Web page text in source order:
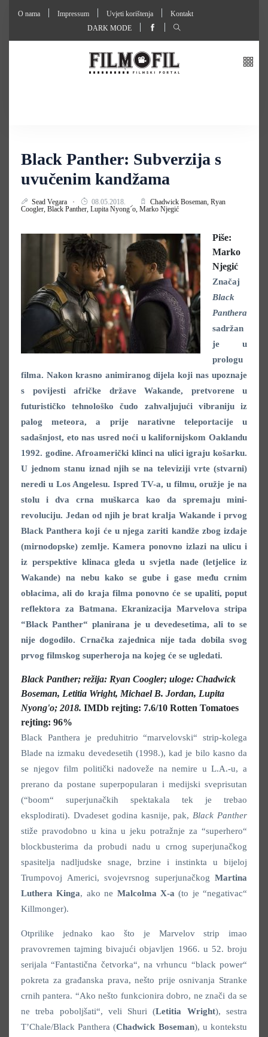
O nama Impressum Uvjeti korištenja
Kontakt
DARK MODE
Black Panther: Subverzija s
uvučenim kandžama
Sead Vegara 08.05.2018. Chadwick Boseman, Ryan
Coogler, Black Panther, Lupita Nyong´o, Marko Njegić
Piše:
Marko
Njegić
Značaj
Black
Panthera
sadržan
je u
prologu
filma. Nakon krasno animiranog dijela koji nas upoznaje
s povijesti afričke države Wakande, pretvorene u
futurističko tehnološko čudo zahvaljujući vibraniju iz
palog meteora, a prije narativne teleportacije u
sadašnjost, eto nas usred noći u kalifornijskom Oaklandu
1992. godine. Afroamerički klinci na ulici igraju košarku.
U jednom stanu iznad njih se na televiziji vrte (stvarni)
neredi u Los Angelesu. Ispred TV-a, u filmu, oružje je na
stolu i dva crna muškarca kao da spremaju mini-
revoluciju. Jedan od njih je brat kralja Wakande i prvog
Black Panthera koji će u njega zariti kandže zbog izdaje
(mirnodopske) zemlje. Kamera ponovno izlazi na ulicu i
iz perspektive klinaca gleda u svjetla nade (letjelice iz
Wakande) na nebu kako se gube i gase među crnim
oblacima, ali do kraja filma ponovno će se upaliti, poput
reflektora za Batmana. Ekranizacija Marvelova stripa
“Black Panther“ planirana je u devedesetima, ali to se
nije dogodilo. Crnačka zajednica nije tada dobila svog
prvog filmskog superheroja na kojeg će se ugledati.
Black Panther; režija: Ryan Coogler; uloge: Chadwick
Boseman, Letitia Wright, Michael B. Jordan, Lupita
Nyong'o; 2018. IMDb rejting: 7.6/10 Rotten Tomatoes
rejting: 96%
Black Panthera je preduhitrio “marvelovski“ strip-kolega
Blade na izmaku devedesetih (1998.), kad je bilo kasno da
se njegov film politički nadoveže na nemire u L.A.-u, a
prerano da postane superpopularan i medijski sveprisutan
(“boom“ superjunačkih spektakala tek je trebao
eksplodirati). Dvadeset godina kasnije, pak, Black Panther
stiže pravodobno u kina u jeku potražnje za “superhero“
blockbusterima da probudi nadu u crnog superjunačkog
spasitelja nadljudske snage, brzine i instinkta u bijeloj
Trumpovoj Americi, svojevrsnog superjunačkog Martina
Luthera Kinga, ako ne Malcolma X-a (to je “negativac“
Killmonger).
Otprilike jednako kao što je Marvelov strip imao
pravovremen tajming bivajući objavljen 1966. u 52. broju
serijala “Fantastična četvorka“, na vrhuncu “black power“
pokreta za građanska prava, nešto prije osnivanja Stranke
crnih pantera. “Ako nešto funkcionira dobro, ne znači da se
ne treba poboljšati“, veli Shuri (Letitia Wright), sestra
T’Chale/Black Panthera (Chadwick Boseman), u kontekstu